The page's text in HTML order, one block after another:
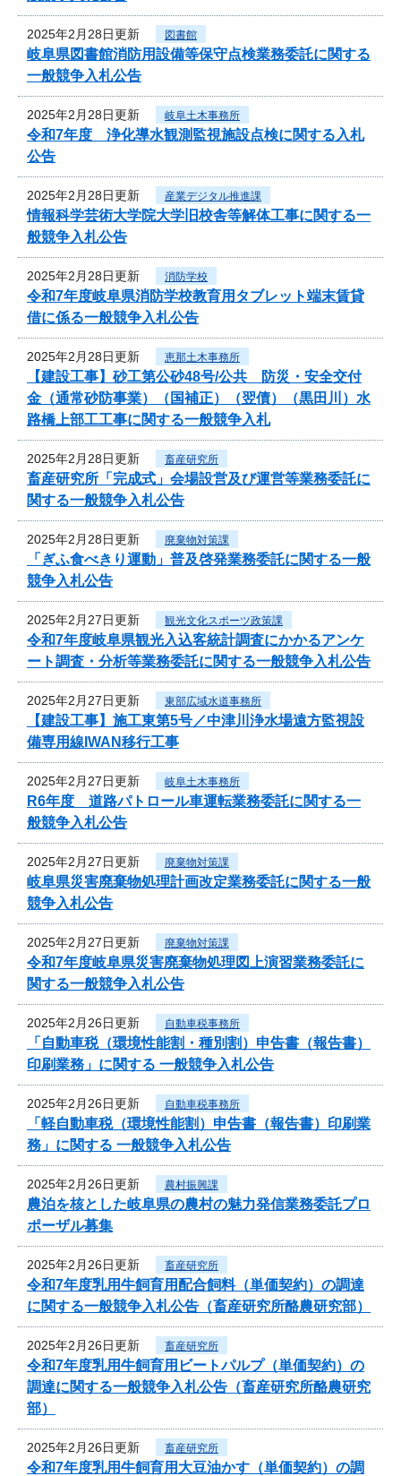
2025年2月28日更新 図書館
岐阜県図書館消防用設備等保守点検業務委託に関する
一般競争入札公告
2025年2月28日更新 岐阜土木事務所
令和7年度 浄化導水観測監視施設点検に関する入札
公告
2025年2月28日更新 産業デジタル推進課
情報科学芸術大学院大学旧校舎等解体工事に関する一
般競争入札公告
2025年2月28日更新 消防学校
令和7年度岐阜県消防学校教育用タブレット端末賃貸
借に係る一般競争入札公告
2025年2月28日更新 恵那土木事務所
【建設工事】砂工第公砂48号/公共 防災・安全交付
金（通常砂防事業）（国補正）（翌債）（黒田川）水
路橋上部工工事に関する一般競争入札
2025年2月28日更新 畜産研究所
畜産研究所「完成式」会場設営及び運営等業務委託に
関する一般競争入札公告
2025年2月28日更新 廃棄物対策課
「ぎふ食べきり運動」普及啓発業務委託に関する一般
競争入札公告
2025年2月27日更新 観光文化スポーツ政策課
令和7年度岐阜県観光入込客統計調査にかかるアンケ
ート調査・分析等業務委託に関する一般競争入札公告
2025年2月27日更新 東部広域水道事務所
【建設工事】施工東第5号／中津川浄水場遠方監視設
備専用線IWAN移行工事
2025年2月27日更新 岐阜土木事務所
R6年度 道路パトロール車運転業務委託に関する一
般競争入札公告
2025年2月27日更新 廃棄物対策課
岐阜県災害廃棄物処理計画改定業務委託に関する一般
競争入札公告
2025年2月27日更新 廃棄物対策課
令和7年度岐阜県災害廃棄物処理図上演習業務委託に
関する一般競争入札公告
2025年2月26日更新 自動車税事務所
「自動車税（環境性能割・種別割）申告書（報告書）
印刷業務」に関する 一般競争入札公告
2025年2月26日更新 自動車税事務所
「軽自動車税（環境性能割）申告書（報告書）印刷業
務」に関する 一般競争入札公告
2025年2月26日更新 農村振興課
農泊を核とした岐阜県の農村の魅力発信業務委託プロ
ポーザル募集
2025年2月26日更新 畜産研究所
令和7年度乳用牛飼育用配合飼料（単価契約）の調達
に関する一般競争入札公告（畜産研究所酪農研究部）
2025年2月26日更新 畜産研究所
令和7年度乳用牛飼育用ビートパルプ（単価契約）の
調達に関する一般競争入札公告（畜産研究所酪農研究
部）
2025年2月26日更新 畜産研究所
令和7年度乳用牛飼育用大豆油かす（単価契約）の調